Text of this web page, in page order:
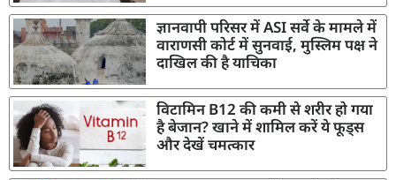
ज्ञानवापी परिसर में ASI सर्वे के मामले में
वाराणसी कोर्ट में सुनवाई, मुस्लिम पक्ष ने
दाखिल की है याचिका
विटामिन B12 की कमी से शरीर हो गया
है बेजान? खाने में शामिल करें ये फूड्स
और देखें चमत्कार